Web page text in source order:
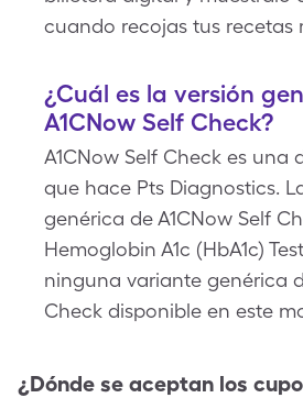
cuando recojas tus recetas
¿Cuál es la versión
A1CNow Self Check?
A1CNow Self Check es una
que hace Pts Diagnostics.
genérica de A1CNow Self
Hemoglobin A1c (HbA1c)
ninguna variante genérica
Check disponible en este
¿Dónde se aceptan los